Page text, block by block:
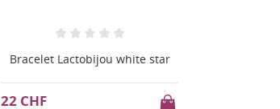
Bracelet Lactobijou néon rose
14,4 CHF